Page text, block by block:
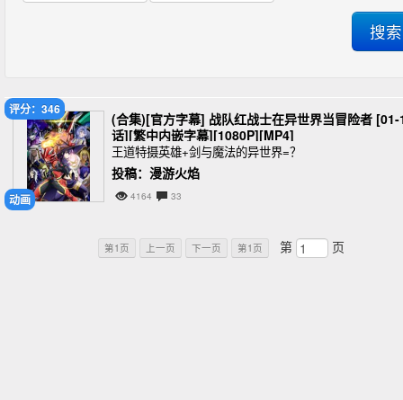
动画
评分：346
(合集)[官方字幕] 战队红战士在异世界当冒险者 [01-
话][繁中内嵌字幕][1080P][MP4]
王道特摄英雄+剑与魔法的异世界=？
投稿：漫游火焰
4164 33
第1页 上一页 下一页 第1页 第 页